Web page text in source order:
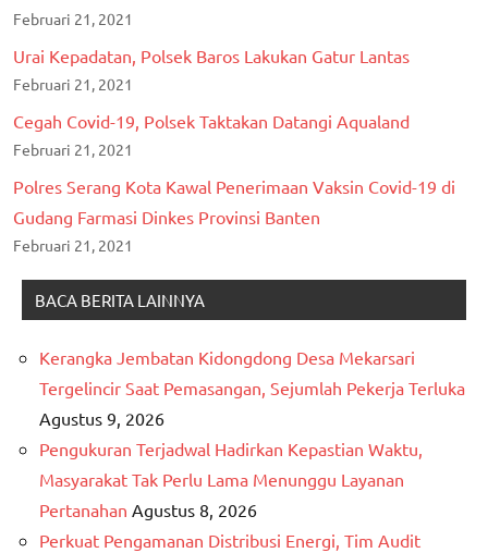
Februari 21, 2021
Urai Kepadatan, Polsek Baros Lakukan Gatur Lantas
Februari 21, 2021
Cegah Covid-19, Polsek Taktakan Datangi Aqualand
Februari 21, 2021
Polres Serang Kota Kawal Penerimaan Vaksin Covid-19 di
Gudang Farmasi Dinkes Provinsi Banten
Februari 21, 2021
BACA BERITA LAINNYA
Kerangka Jembatan Kidongdong Desa Mekarsari
Tergelincir Saat Pemasangan, Sejumlah Pekerja Terluka
Agustus 9, 2026
Pengukuran Terjadwal Hadirkan Kepastian Waktu,
Masyarakat Tak Perlu Lama Menunggu Layanan
Pertanahan Agustus 8, 2026
Perkuat Pengamanan Distribusi Energi, Tim Audit